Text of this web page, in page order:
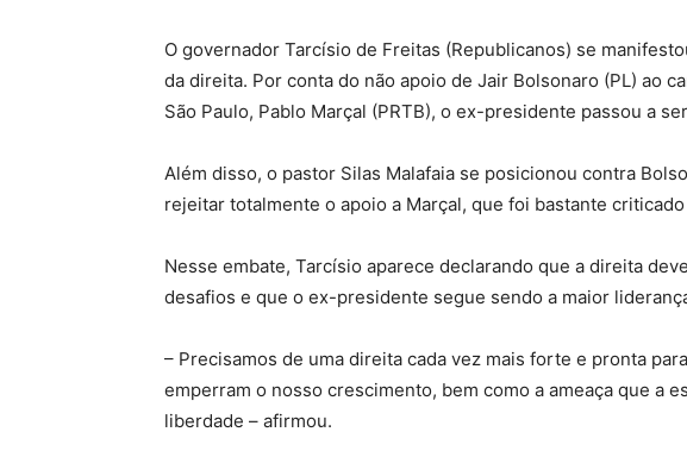
O governador Tarcísio de Freitas (Republicanos) se
da direita. Por conta do não apoio de Jair Bolsonaro (PL) ao
São Paulo, Pablo Marçal (PRTB), o ex-presidente passou a
Além disso, o pastor Silas Malafaia se posicionou contra
rejeitar totalmente o apoio a Marçal, que foi bastante
Nesse embate, Tarcísio aparece declarando que a direita
desafios e que o ex-presidente segue sendo a maior
– Precisamos de uma direita cada vez mais forte e pronta
emperram o nosso crescimento, bem como a ameaça que a
liberdade – afirmou.